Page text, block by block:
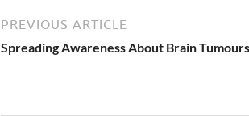
PREVIOUS ARTICLE
Spreading Awareness About Brain Tumours